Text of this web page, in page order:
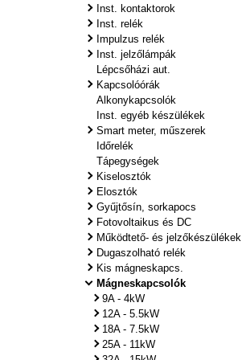
Inst. kontaktorok
Inst. relék
Impulzus relék
Inst. jelzőlámpák
Lépcsőházi aut.
Kapcsolóórák
Alkonykapcsolók
Inst. egyéb készülékek
Smart meter, műszerek
Időrelék
Tápegységek
Kiselosztók
Elosztók
Gyűjtősín, sorkapocs
Fotovoltaikus és DC
Működtető- és jelzőkészülékek
Dugaszolható relék
Kis mágneskapcs.
Mágneskapcsolók
9A - 4kW
12A - 5.5kW
18A - 7.5kW
25A - 11kW